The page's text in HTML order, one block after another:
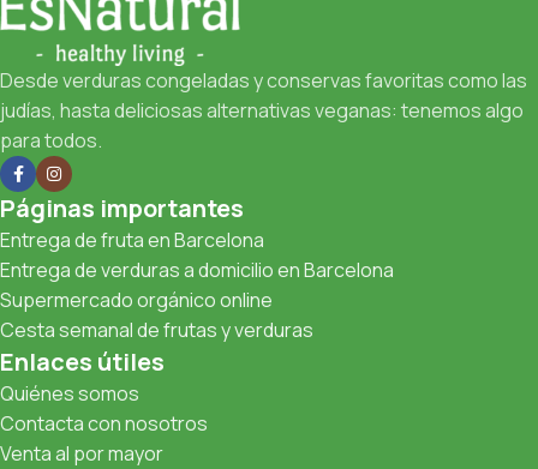
Desde verduras congeladas y conservas favoritas como las
judías, hasta deliciosas alternativas veganas: tenemos algo
para todos.
Páginas importantes
Entrega de fruta en Barcelona
Entrega de verduras a domicilio en Barcelona
Supermercado orgánico online
Cesta semanal de frutas y verduras
Enlaces útiles
Quiénes somos
Contacta con nosotros
Venta al por mayor